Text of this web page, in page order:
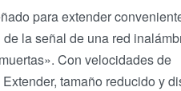
para extender
la señal de una red
Con velocidades de
tamaño reducido y